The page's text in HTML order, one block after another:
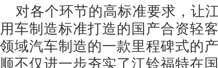
对各个环节的高标准要求，让
用车制造标准打造的国产合资轻
领域汽车制造的一款里程碑式的
顺不仅进一步夯实了江铃福特在